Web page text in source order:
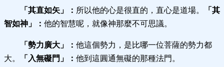
「其直如矢」： 所以他的心是很直的，直心是道場。
「其
智如神」： 他的智慧呢，就像神那麼不可思議。
「勢力廣大」： 他這個勢力，是比哪一位菩薩的勢力都
大。
「入無礙門」： 他到這圓通無礙的那種法門。